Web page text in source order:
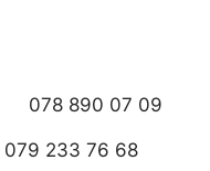
890 07 09
233 76 68